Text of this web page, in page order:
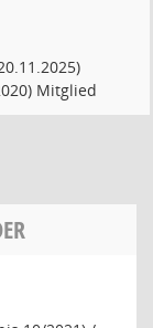
Mitglied